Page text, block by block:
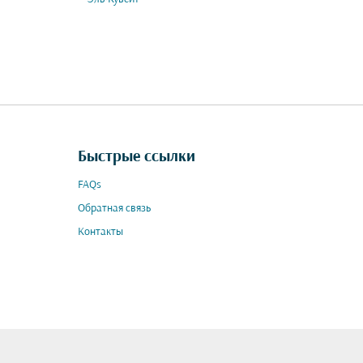
Быстрые ссылки
FAQs
Обратная связь
Контакты